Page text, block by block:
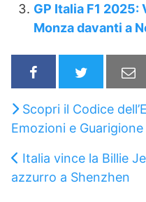
GP Italia F1
Monza davanti a
Scopri il Codice
Emozioni e Guarigione
Italia vince la Billie
azzurro a Shenzhen